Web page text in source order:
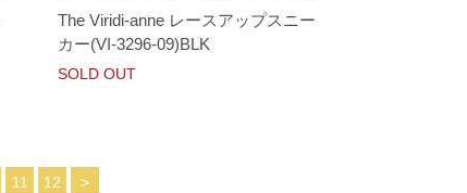
The Viridi-anne レースアップスニー
カー(VI-3296-09)BLK
SOLD OUT
11 12 >